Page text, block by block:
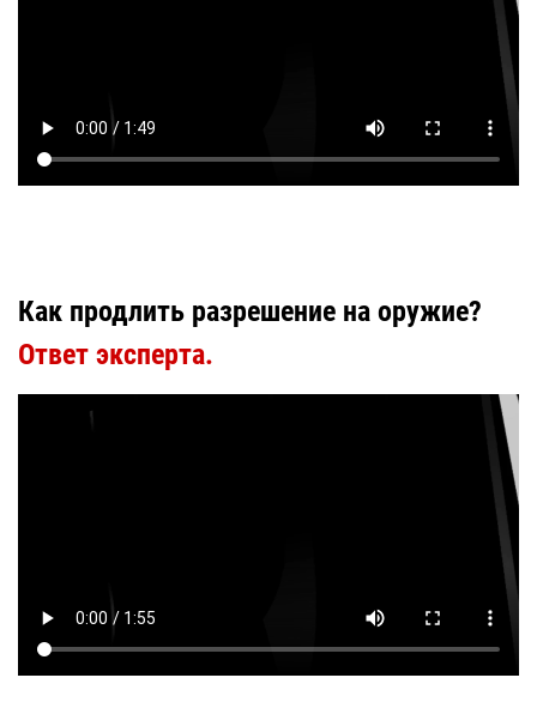
Как продлить разрешение на оружие?
Ответ эксперта.